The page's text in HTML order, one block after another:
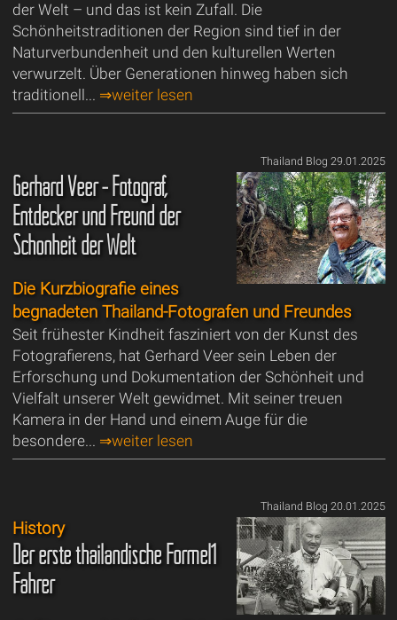
der Welt – und das ist kein Zufall. Die
Schönheitstraditionen der Region sind tief in der
Naturverbundenheit und den kulturellen Werten
verwurzelt. Über Generationen hinweg haben sich
traditionell... ⇒weiter lesen
Thailand Blog 29.01.2025
Gerhard Veer - Fotograf,
Entdecker und Freund der
Schönheit der Welt
Die Kurzbiografie eines
begnadeten Thailand-Fotografen und Freundes
Seit frühester Kindheit fasziniert von der Kunst des
Fotografierens, hat Gerhard Veer sein Leben der
Erforschung und Dokumentation der Schönheit und
Vielfalt unserer Welt gewidmet. Mit seiner treuen
Kamera in der Hand und einem Auge für die
besondere... ⇒weiter lesen
Thailand Blog 20.01.2025
History
Der erste thailändische Formel1
Fahrer